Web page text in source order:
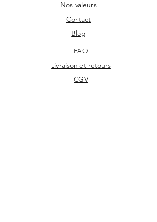
Nos valeurs
Contact
Blog
FAQ
Livraison et retours
CGV